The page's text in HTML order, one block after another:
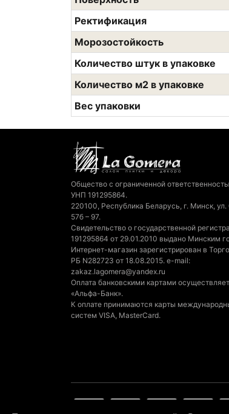
Ректификация
Морозостойкость
Количество штук в упаковке
Количество м2 в упаковке
Вес упаковки
Общество с ограниченной
УНП 191295864.
220100, Республика Беларусь, г. Минск,
57б – 97.
Свидетельство о государственной
191295864 от 29.01.2010 выдано Минским
Интернет-магазин зарегистрирован в
РБ N282723 от 18.08.2015. e-mail:
zakaz.lagomera@yandex.ru
Оплата банковскими картами
«Альфа-Банк».
К оплате принимаются карты
систем VISA, MasterCard.